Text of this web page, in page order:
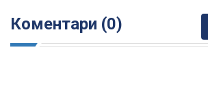
Коментари (0)